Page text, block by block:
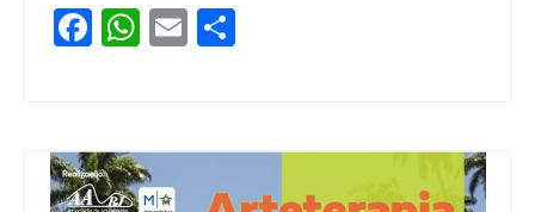
Facebook
WhatsApp
Email